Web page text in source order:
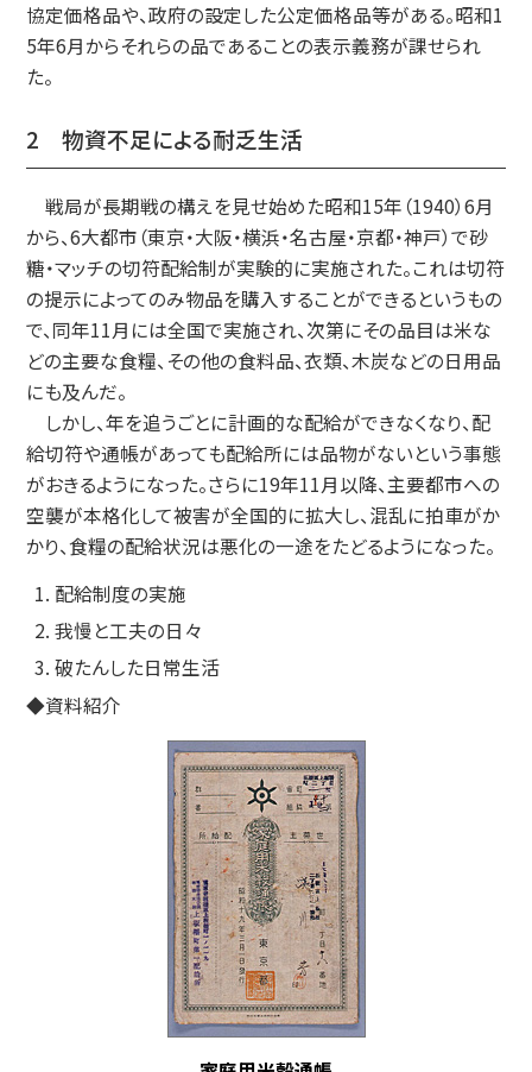
協定価格品や、政府の設定した公定価格品等がある。昭和1
5年6月からそれらの品であることの表示義務が課せられ
た。
2 物資不足による耐乏生活
戦局が長期戦の構えを見せ始めた昭和15年（1940）6月
から、6大都市（東京・大阪・横浜・名古屋・京都・神戸）で砂
糖・マッチの切符配給制が実験的に実施された。これは切符
の提示によってのみ物品を購入することができるというもの
で、同年11月には全国で実施され、次第にその品目は米な
どの主要な食糧、その他の食料品、衣類、木炭などの日用品
にも及んだ。
しかし、年を追うごとに計画的な配給ができなくなり、配
給切符や通帳があっても配給所には品物がないという事態
がおきるようになった。さらに19年11月以降、主要都市への
空襲が本格化して被害が全国的に拡大し、混乱に拍車がか
かり、食糧の配給状況は悪化の一途をたどるようになった。
配給制度の実施
我慢と工夫の日々
破たんした日常生活
◆資料紹介